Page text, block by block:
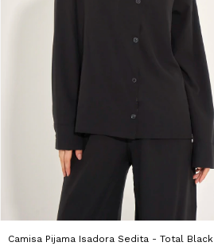
Camisa Pijama Isadora Sedita - Total Black